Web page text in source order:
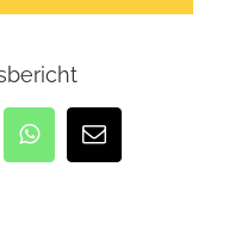
WhatsApp
E-
mail